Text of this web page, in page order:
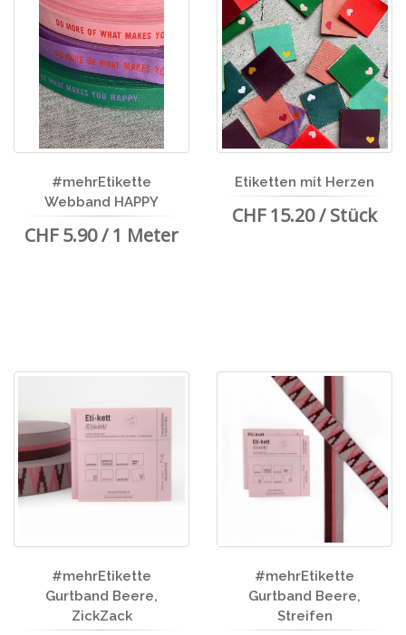
#mehrEtikette
Webband HAPPY
CHF 5.90 / 1 Meter
Etiketten mit Herzen
CHF 15.20 / Stück
#mehrEtikette
Gurtband Beere,
ZickZack
#mehrEtikette
Gurtband Beere,
Streifen